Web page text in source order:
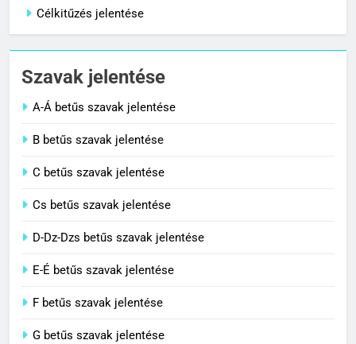
1
Cigánykerék jelentése
C BETŰS SZAVAK JELENTÉSE
C BETŰS SZAVAK JELENTÉSE
3
4
Célkitűzés jelentése
Szavak jelentése
A-Á betűs szavak jelentése
B betűs szavak jelentése
C betűs szavak jelentése
Cs betűs szavak jelentése
D-Dz-Dzs betűs szavak jelentése
E-É betűs szavak jelentése
F betűs szavak jelentése
G betűs szavak jelentése